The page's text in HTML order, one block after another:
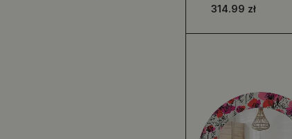
zardzewiałego
314.99 zł